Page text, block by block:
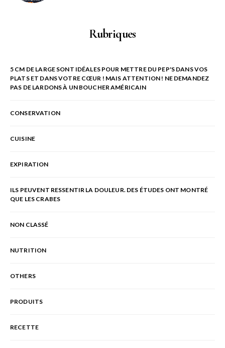
Rubriques
5 CM DE LARGE SONT IDÉALES POUR METTRE DU PEP'S DANS VOS
PLATS ET DANS VOTRE CŒUR ! MAIS ATTENTION ! NE DEMANDEZ
PAS DE LARDONS À UN BOUCHER AMÉRICAIN
CONSERVATION
CUISINE
EXPIRATION
ILS PEUVENT RESSENTIR LA DOULEUR. DES ÉTUDES ONT MONTRÉ
QUE LES CRABES
NON CLASSÉ
NUTRITION
OTHERS
PRODUITS
RECETTE